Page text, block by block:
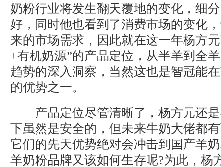
奶粉行业将发生翻天覆地的变化，细
好，同时他也看到了消费市场的变化
来的市场需求，因此就在这一年杨方
+有机奶源”的产品定位，从半羊到全
趋势的深入洞察，当然这也是智冠能
的优势之一。
产品定位尽管清晰了，杨方元还是
下虽然是安全的，但未来牛奶大佬都
它们的先天优势绝对会冲击到国产羊
羊奶粉品牌又该如何生存呢?为此，杨